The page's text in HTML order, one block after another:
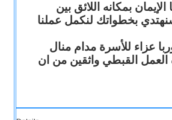
بمكانه اللائق بين
بخطواتك لنكمل عملنا
عزاء للأسرة مدام منال
العمل القبطي واثقين من ان